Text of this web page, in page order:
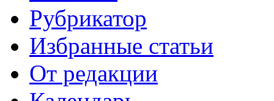
Рубрикатор
Избранные статьи
От редакции